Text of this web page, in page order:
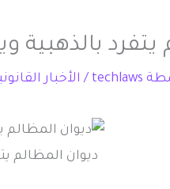
يتفرد
techlaws
/ الأخبار
ديوان المظالم